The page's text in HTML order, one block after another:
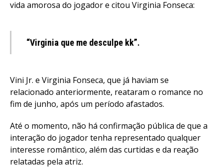
vida amorosa do jogador e citou Virginia Fonseca:
“Virginia que me desculpe kk”.
Vini Jr. e Virginia Fonseca, que já haviam se
relacionado anteriormente, reataram o romance no
fim de junho, após um período afastados.
Até o momento, não há confirmação pública de que a
interação do jogador tenha representado qualquer
interesse romântico, além das curtidas e da reação
relatadas pela atriz.